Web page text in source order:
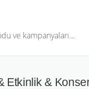
ve kampanyaları…
Etkinlik &